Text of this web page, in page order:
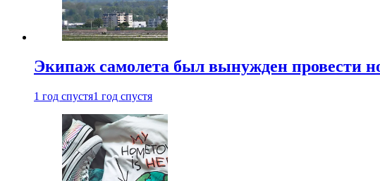
Экипаж самолета был вынужден провести
1 год спустя1 год спустя